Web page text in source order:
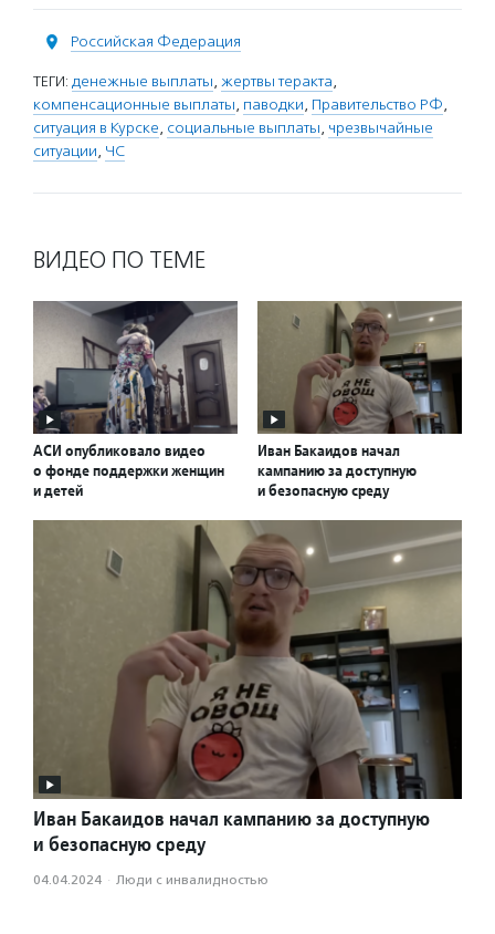
Российская Федерация
ТЕГИ: денежные выплаты, жертвы теракта,
компенсационные выплаты, паводки, Правительство РФ,
ситуация в Курске, социальные выплаты, чрезвычайные
ситуации, ЧС
ВИДЕО ПО ТЕМЕ
АСИ опубликовало видео
о фонде поддержки женщин
и детей
Иван Бакаидов начал
кампанию за доступную
и безопасную среду
Иван Бакаидов начал кампанию за доступную
и безопасную среду
04.04.2024 · Люди с инвалидностью